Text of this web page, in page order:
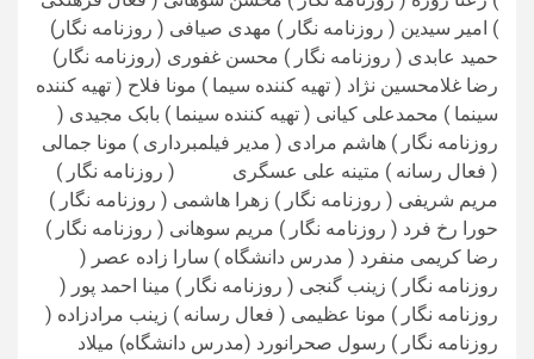
) امیر سیدین ( روزنامه نگار ) مهدی صیافی ( روزنامه نگار)
حمید عابدی ( روزنامه نگار ) محسن غفوری (روزنامه نگار)
رضا غلامحسین نژاد ( تهیه کننده سیما ) مونا فلاح ( تهیه کننده
سینما ) محمدعلی کیانی ( تهیه کننده سینما ) بابک مجیدی (
روزنامه نگار ) هاشم مرادی ( مدیر فیلمبرداری ) مونا جمالی
( فعال رسانه ) متینه علی عسگری ( روزنامه نگار )
مریم شریفی ( روزنامه نگار ) زهرا هاشمی ( روزنامه نگار )
حورا رخ فرد ( روزنامه نگار ) مریم سوهانی ( روزنامه نگار )
رضا کریمی منفرد ( مدرس دانشگاه ) سارا زاده عصر (
روزنامه نگار ) زینب گنجی ( روزنامه نگار ) مینا احمد پور (
روزنامه نگار ) مونا عظیمی ( فعال رسانه ) زینب مرادزاده (
روزنامه نگار ) رسول صحرانورد (مدرس دانشگاه) میلاد